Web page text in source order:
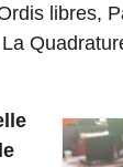
libres,